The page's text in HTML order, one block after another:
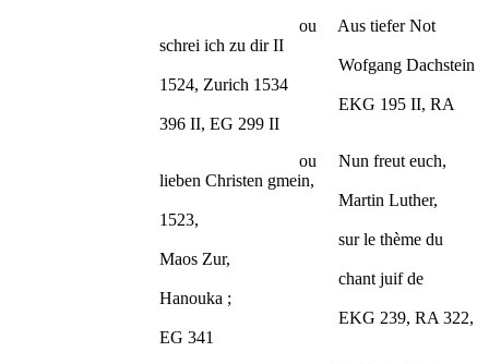
ou Aus tiefer Not
schrei ich zu dir II
Wofgang Dachstein
1524, Zurich 1534
EKG 195 II, RA
396 II, EG 299 II
ou Nun freut euch,
lieben Christen gmein,
Martin Luther,
1523,
sur le thème du
Maos Zur,
chant juif de
Hanouka ;
EKG 239, RA 322,
EG 341